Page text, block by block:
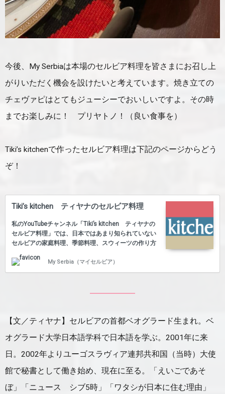
今後、My Serbiaは本場のセルビア料理を皆さまにお召し上
がりいただく機会を設けたいと考えています。焼き立ての
チェヴァピはとてもジューシーでおいしいですよ。その時
までお楽しみに！ プリヤトノ！（良い食事を）
Tiki’s kitchenで作ったセルビア料理は下記のページからどう
ぞ！
Tiki’s kitchen ティヤナのセルビア料理
私のYouTubeチャンネル「Tiki’s kitchen ティヤナの
セルビア料理」では、日本ではあまり知られていない
セルビアの家庭料理、季節料理、スウィーツの作り方
を公開しています。Tiki（ティキ）は私、ティヤナの
ニックネームです！ これまでの記事一覧 こちらでご
覧いただけます。 これまでの料理動画 ※写真をクリ
和国（当時）大使館で秘書として働き始め、現在に至
My Serbia（マイセルビア）
【文／ティヤナ】セルビアの首都ベオグラード生まれ。ベ
オグラード大学日本語学科で日本語を学ぶ。2001年に来
日。2002年よりユーゴスラヴィア連邦共和国（当時）大使
館で秘書として働き始め、現在に至る。「えいごであそ
ぼ」「ニュース シブ5時」「ワタシが日本に住む理由」